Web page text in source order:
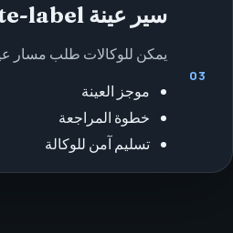
03
سير عينة white-label
يمكن للوكالات طلب مسار
موجز العينة
خطوة المراجعة
تسليم آمن للوكالة